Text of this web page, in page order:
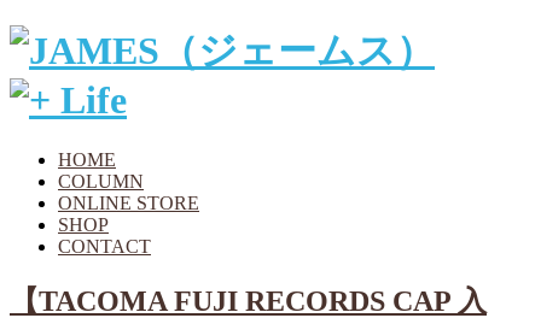
HOME
COLUMN
ONLINE STORE
SHOP
CONTACT
【TACOMA FUJI RECORDS CAP 入